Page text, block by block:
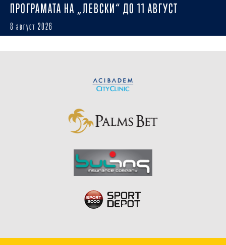
ПРОГРАМАТА НА „ЛЕВСКИ“ ДО 11 АВГУСТ
8 август 2026